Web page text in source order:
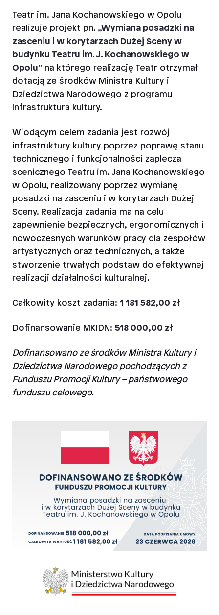
Teatr im. Jana Kochanowskiego w Opolu
realizuje projekt pn. „Wymiana posadzki na
zasceniu i w korytarzach Dużej Sceny w
budynku Teatru im. J. Kochanowskiego w
Opolu” na którego realizację Teatr otrzymał
dotacją ze środków Ministra Kultury i
Dziedzictwa Narodowego z programu
Infrastruktura kultury.
Wiodącym celem zadania jest rozwój
infrastruktury kultury poprzez poprawę stanu
technicznego i funkcjonalności zaplecza
scenicznego Teatru im. Jana Kochanowskiego
w Opolu, realizowany poprzez wymianę
posadzki na zasceniu i w korytarzach Dużej
Sceny. Realizacja zadania ma na celu
zapewnienie bezpiecznych, ergonomicznych i
nowoczesnych warunków pracy dla zespołów
artystycznych oraz technicznych, a także
stworzenie trwałych podstaw do efektywnej
realizacji działalności kulturalnej.
Całkowity koszt zadania: 1 181 582,00 zł
Dofinansowanie MKIDN: 518 000,00 zł
Dofinansowano ze środków Ministra Kultury i
Dziedzictwa Narodowego pochodzących z
Funduszu Promocji Kultury – państwowego
funduszu celowego.